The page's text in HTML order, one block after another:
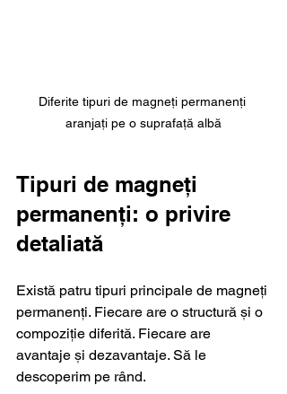
Diferite tipuri de magneți permanenți
aranjați pe o suprafață albă
Tipuri de magneți
permanenți: o privire
detaliată
Există patru tipuri principale de magneți
permanenți. Fiecare are o structură și o
compoziție diferită. Fiecare are
avantaje și dezavantaje. Să le
descoperim pe rând.